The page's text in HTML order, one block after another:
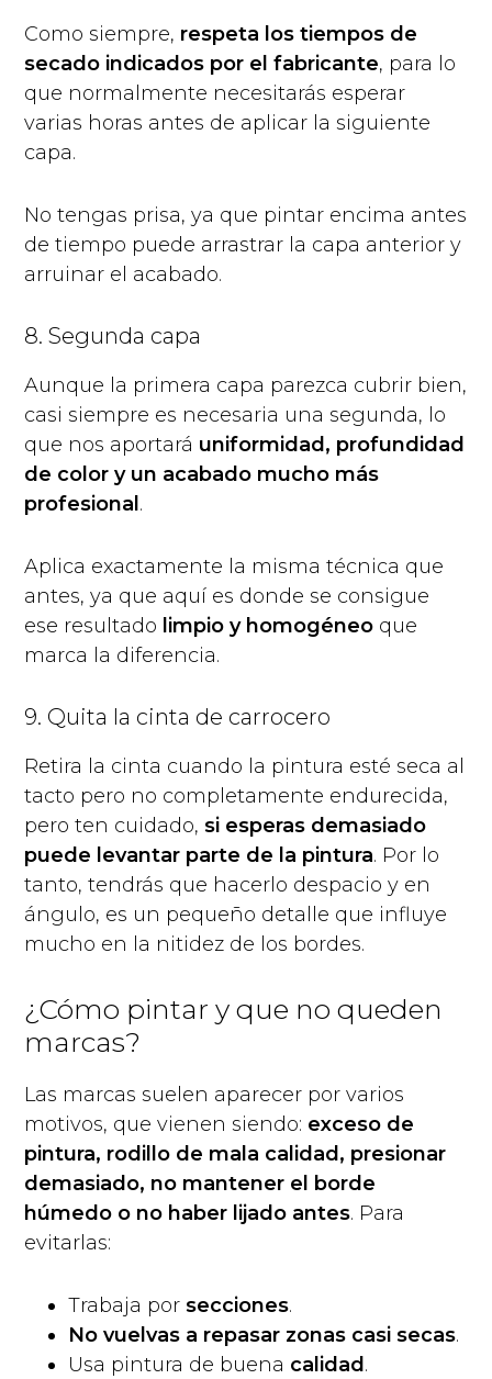
Como siempre, respeta los tiempos de
secado indicados por el fabricante, para lo
que normalmente necesitarás esperar
varias horas antes de aplicar la siguiente
capa.
No tengas prisa, ya que pintar encima antes
de tiempo puede arrastrar la capa anterior y
arruinar el acabado.
8. Segunda capa
Aunque la primera capa parezca cubrir bien,
casi siempre es necesaria una segunda, lo
que nos aportará uniformidad, profundidad
de color y un acabado mucho más
profesional .
Aplica exactamente la misma técnica que
antes, ya que aquí es donde se consigue
ese resultado limpio y homogéneo que
marca la diferencia.
9. Quita la cinta de carrocero
Retira la cinta cuando la pintura esté seca al
tacto pero no completamente endurecida,
pero ten cuidado,si esperas demasiado
puede levantar parte de la pintura. Por lo
tanto, tendrás que hacerlo despacio y en
ángulo, es un pequeño detalle que influye
mucho en la nitidez de los bordes.
¿Cómo pintar y que no queden
marcas?
Las marcas suelen aparecer por varios
motivos, que vienen siendo: exceso de
pintura, rodillo de mala calidad, presionar
demasiado, no mantener el borde
húmedo o no haber lijado antes. Para
evitarlas:
Trabaja porsecciones.
No vuelvas a repasar zonas casi secas.
Usa pintura de buena calidad .